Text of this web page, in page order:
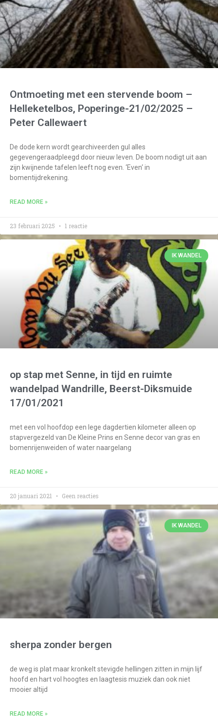
Ontmoeting met een stervende boom –
Helleketelbos, Poperinge-21/02/2025 –
Peter Callewaert
De dode kern wordt gearchiveerden gul alles
gegevengeraadpleegd door nieuw leven. De boom nodigt uit aan
zijn kwijnende tafelen leeft nog even. ‘Even‘ in
bomentijdrekening.
READ MORE »
23 februari 2025 1 reactie
IK WANDEL
op stap met Senne, in tijd en ruimte
wandelpad Wandrille, Beerst-Diksmuide
17/01/2021
met een vol hoofdop een lege dagdertien kilometer alleen op
stapvergezeld van De Kleine Prins en Senne decor van gras en
bomenrijenweiden of water naargelang
READ MORE »
20 januari 2021 Geen reacties
IK WANDEL
sherpa zonder bergen
de weg is plat maar kronkelt stevigde hellingen zitten in mijn lijf
hoofd en hart vol hoogtes en laagtesis muziek dan ook niet
mooier altijd
READ MORE »